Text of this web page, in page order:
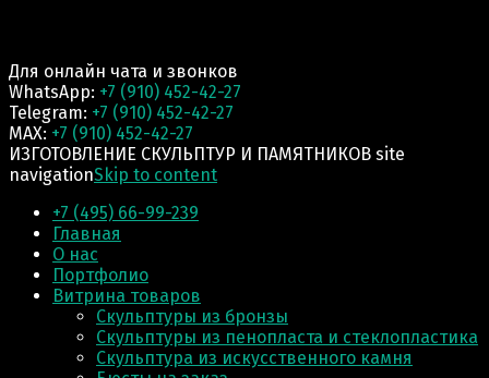
Для онлайн чата и звонков
WhatsApp: +7 (910) 452-42-27
Telegram: +7 (910) 452-42-27
MAX: +7 (910) 452-42-27
ИЗГОТОВЛЕНИЕ СКУЛЬПТУР И ПАМЯТНИКОВ site
navigationSkip to content
+7 (495) 66-99-239
Главная
О нас
Портфолио
Витрина товаров
Скульптуры из бронзы
Скульптуры из пенопласта и стеклопластика
Скульптура из искусственного камня